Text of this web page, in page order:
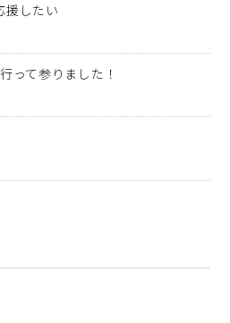
援したい
って参りました！